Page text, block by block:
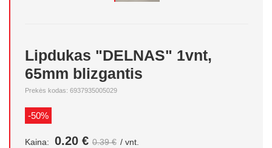
Lipdukas "DELNAS" 1vnt,
65mm blizgantis
Prekės kodas: 6937935005029
-50%
Kaina: 0.20 € 0.39 € / vnt.